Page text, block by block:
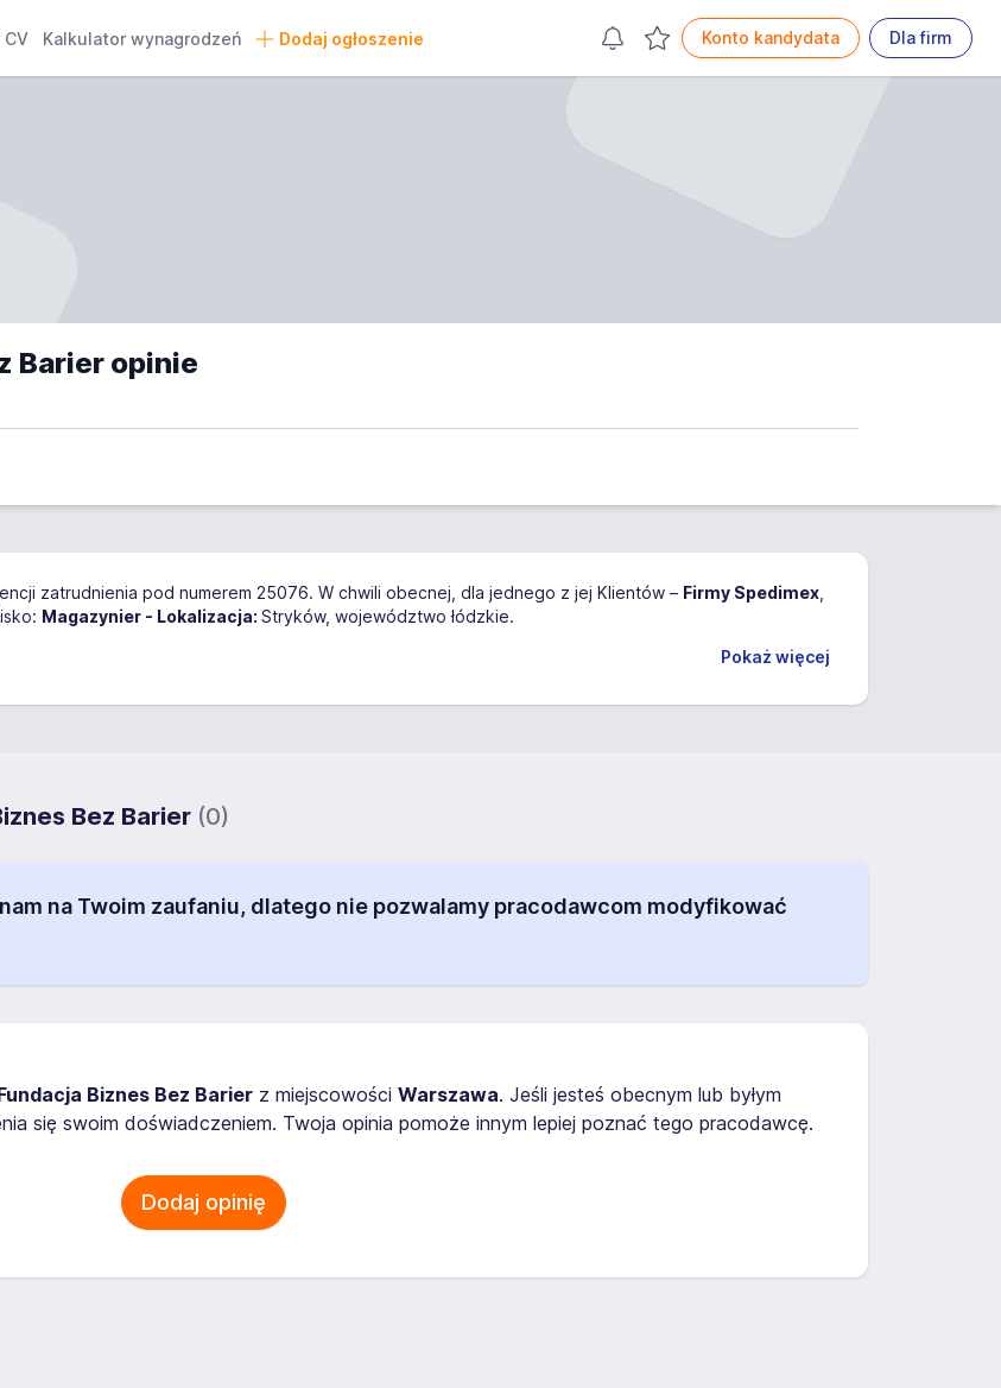
CV Kalkulator wynagrodzeń Dodaj ogłoszenie Konto kandydata Dla firm
Barier opinie
zatrudnienia pod numerem 25076. W chwili obecnej, dla jednego z jej Klientów – Firmy Spedimex
Magazynier - Lokalizacja: Stryków, województwo łódzkie.
Pokaż więcej
Bez Barier (0)
na Twoim zaufaniu, dlatego nie pozwalamy pracodawcom modyfikować
Biznes Bez Barier z miejscowości Warszawa. Jeśli jesteś obecnym lub byłym
się swoim doświadczeniem. Twoja opinia pomoże innym lepiej poznać tego pracodawcę.
Dodaj opinię